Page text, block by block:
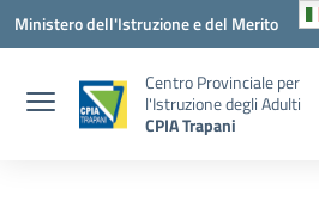
Vai ai contenuti
Vai al menu di navigazione
Vai al footer
Ministero dell'Istruzione e del Merito
Centro Provinciale per
l'Istruzione degli Adulti
CPIA Trapani